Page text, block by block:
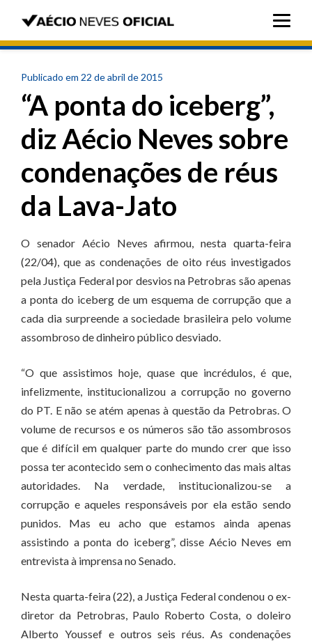
Publicado em 22 de abril de 2015
“A ponta do iceberg”,
diz Aécio Neves sobre
condenações de réus
da Lava-Jato
O senador Aécio Neves afirmou, nesta quarta-feira
(22/04), que as condenações de oito réus investigados
pela Justiça Federal por desvios na Petrobras são apenas
a ponta do iceberg de um esquema de corrupção que a
cada dia surpreende a sociedade brasileira pelo volume
assombroso de dinheiro público desviado.
“O que assistimos hoje, quase que incrédulos, é que,
infelizmente, institucionalizou a corrupção no governo
do PT. E não se atém apenas à questão da Petrobras. O
volume de recursos e os números são tão assombrosos
que é difícil em qualquer parte do mundo crer que isso
possa ter acontecido sem o conhecimento das mais altas
autoridades. Na verdade, institucionalizou-se a
corrupção e aqueles responsáveis por ela estão sendo
punidos. Mas eu acho que estamos ainda apenas
assistindo a ponta do iceberg”, disse Aécio Neves em
entrevista à imprensa no Senado.
Nesta quarta-feira (22), a Justiça Federal condenou o ex-
diretor da Petrobras, Paulo Roberto Costa, o doleiro
Alberto Youssef e outros seis réus. As condenações